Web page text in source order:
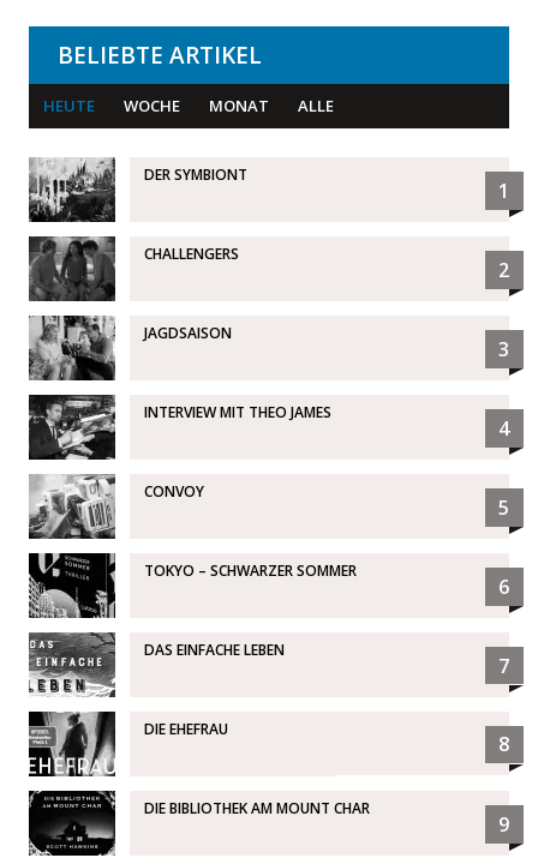
BELIEBTE ARTIKEL
HEUTE WOCHE MONAT ALLE
DER SYMBIONT
1
CHALLENGERS
2
JAGDSAISON
3
INTERVIEW MIT THEO JAMES
4
CONVOY
5
TOKYO – SCHWARZER SOMMER
6
DAS EINFACHE LEBEN
7
DIE EHEFRAU
8
DIE BIBLIOTHEK AM MOUNT CHAR
9